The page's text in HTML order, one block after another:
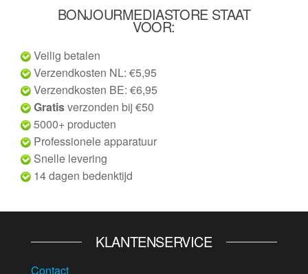
BONJOURMEDIASTORE STAAT
VOOR:
Veilig betalen
Verzendkosten NL: €5,95
Verzendkosten BE: €6,95
Gratisverzonden bij €50
5000+ producten
Professionele apparatuur
Snelle levering
14 dagen bedenktijd
KLANTENSERVICE
Contact